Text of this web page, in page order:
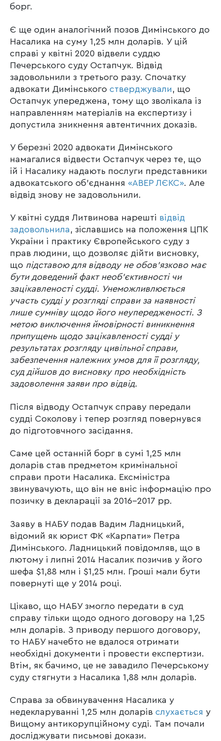
борг.
Є ще один аналогічний позов Димінського до
Насалика на суму 1,25 млн доларів. У цій
справі у квітні 2020 відвели суддю
Печерського суду Остапчук. Відвід
задовольнили з третього разу. Спочатку
адвокати Димінського стверджували, що
Остапчук упереджена, тому що зволікала із
направленням матеріалів на експертизу і
допустила зникнення автентичних доказів.
У березні 2020 адвокати Димінського
намагалися відвести Остапчук через те, що
їй і Насалику надають послуги представники
адвокатського об’єднання «АВЕР ЛЄКС». Але
відвід знову не задовольнили.
У квітні суддя Литвинова нарешті відвід
задовольнила, зіславшись на положення ЦПК
України і практику Європейського суду з
прав людини, що дозволяє дійти висновку,
що підставою для відводу не обов’язково має
бути доведений факт необ’єктивності чи
зацікавленості судді. Унеможливлюється
участь судді у розгляді справи за наявності
лише сумніву щодо його неупередженості. З
метою виключення ймовірності виникнення
припущень щодо зацікавленості судді у
результатах розгляду цивільної справи,
забезпечення належних умов для її розгляду,
суд дійшов до висновку про необхідність
задоволення заяви про відвід.
Після відводу Остапчук справу передали
судді Соколову і тепер розгляд повернувся
до підготовчного засідання.
Саме цей останній борг в сумі 1,25 млн
доларів став предметом кримінальної
справи проти Насалика. Ексміністра
звинувачують, що він не вніс інформацію про
позичку в декларації за 2016-2017 рр.
Заяву в НАБУ подав Вадим Ладницький,
відомий як юрист ФК «Карпати» Петра
Димінського. Ладницький повідомляв, що в
лютому і липні 2014 Насалик позичив у його
шефа $1,88 млн і $1,25 млн. Гроші мали бути
повернуті ще у 2014 році.
Цікаво, що НАБУ змогло передати в суд
справу тільки щодо одного договору на 1,25
млн доларів. З приводу першого договору,
то НАБУ начебто не вдалося отримати
необхідні документи і провести експертизи.
Втім, як бачимо, це не завадило Печерському
суду стягнути з Насалика 1,88 млн доларів.
Справа за обвинувачення Насалика у
недекларуванні 1,25 млн доларів слухається у
Вищому антикорупційному суді. Там почали
досліджувати письмові докази.